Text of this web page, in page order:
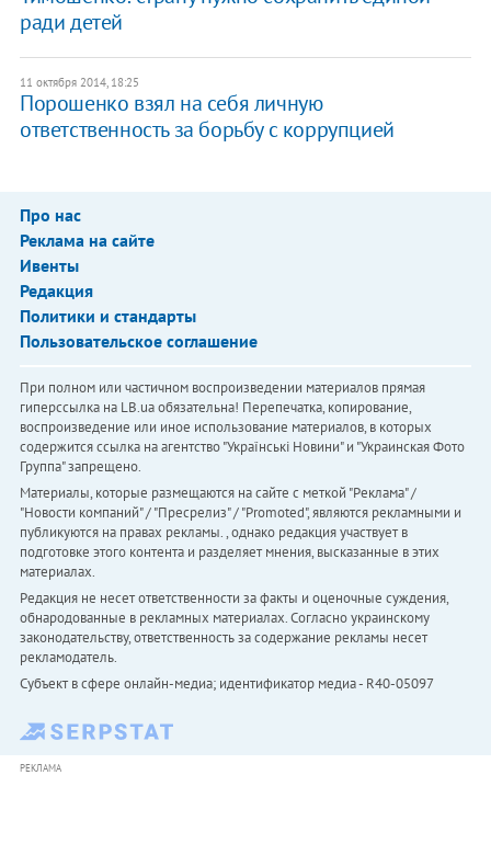
ради детей
11 октября 2014, 18:25
Порошенко взял на себя личную
ответственность за борьбу с коррупцией
Про нас
Реклама на сайте
Ивенты
Редакция
Политики и стандарты
Пользовательское соглашение
При полном или частичном воспроизведении материалов прямая
гиперссылка на LB.ua обязательна! Перепечатка, копирование,
воспроизведение или иное использование материалов, в которых
содержится ссылка на агентство "Українськi Новини" и "Украинская Фото
Группа" запрещено.
Материалы, которые размещаются на сайте с меткой "Реклама" /
"Новости компаний" / "Пресрелиз" / "Promoted", являются рекламными и
публикуются на правах рекламы. , однако редакция участвует в
подготовке этого контента и разделяет мнения, высказанные в этих
материалах.
Редакция не несет ответственности за факты и оценочные суждения,
обнародованные в рекламных материалах. Согласно украинскому
законодательству, ответственность за содержание рекламы несет
рекламодатель.
Субъект в сфере онлайн-медиа; идентификатор медиа - R40-05097
РЕКЛАМА